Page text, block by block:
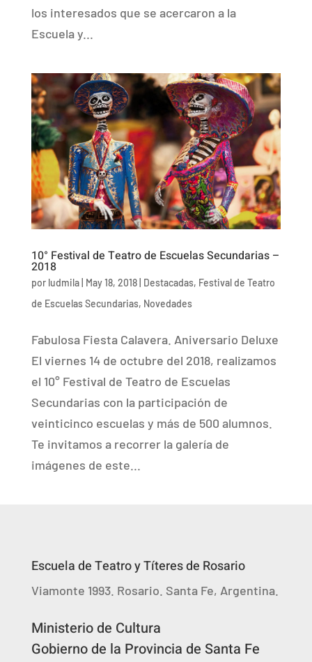
los interesados que se acercaron a la
Escuela y...
10° Festival de Teatro de Escuelas Secundarias –
2018
por ludmila| May 18, 2018| Destacadas, Festival de Teatro
de Escuelas Secundarias, Novedades
Fabulosa Fiesta Calavera. Aniversario Deluxe
El viernes 14 de octubre del 2018, realizamos
el 10° Festival de Teatro de Escuelas
Secundarias con la participación de
veinticinco escuelas y más de 500 alumnos.
Te invitamos a recorrer la galería de
imágenes de este...
Escuela de Teatro y Títeres de Rosario
Viamonte 1993. Rosario. Santa Fe, Argentina.
Ministerio de Cultura
Gobierno de la Provincia de Santa Fe